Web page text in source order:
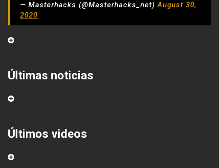
— Masterhacks (@Masterhacks_net)August 30,
2020
Últimas noticias
Últimos videos